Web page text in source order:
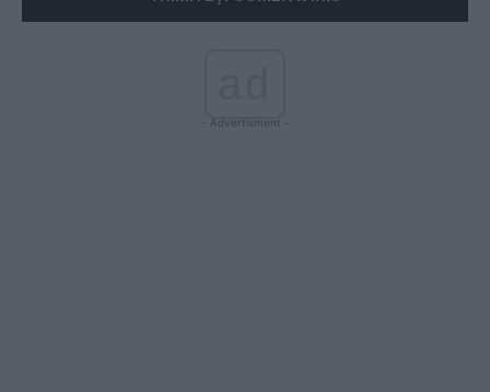
- Advertisment -